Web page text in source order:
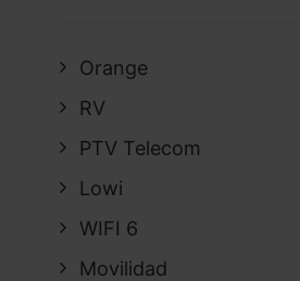
Orange
RV
PTV Telecom
Lowi
WIFI 6
Movilidad